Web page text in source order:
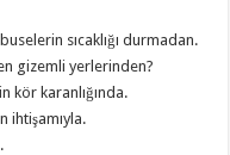
sıcaklığı durmadan.
gizemli yerlerinden?
kör karanlığında.
ihtişamıyla.